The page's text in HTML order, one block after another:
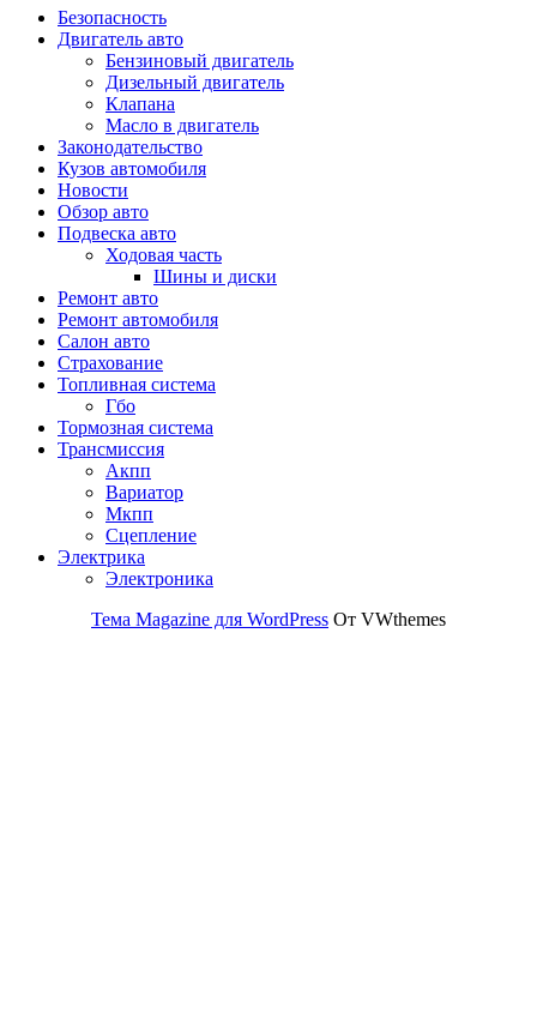
Безопасность
Двигатель авто
Бензиновый двигатель
Дизельный двигатель
Клапана
Масло в двигатель
Законодательство
Кузов автомобиля
Новости
Обзор авто
Подвеска авто
Ходовая часть
Шины и диски
Ремонт авто
Ремонт автомобиля
Салон авто
Страхование
Топливная система
Гбо
Тормозная система
Трансмиссия
Акпп
Вариатор
Мкпп
Сцепление
Электрика
Электроника
Тема Magazine для WordPress От VWthemes